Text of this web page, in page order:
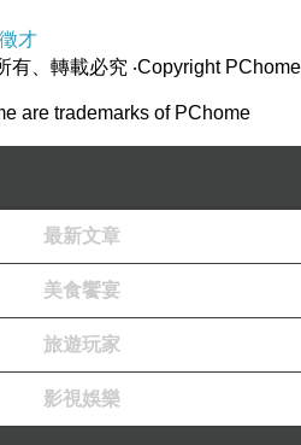
量有限..........
徵才
有、轉載必究 ‧Copyright PChome
are trademarks of PChome
最新文章
美食饗宴
旅遊玩家
影視娛樂